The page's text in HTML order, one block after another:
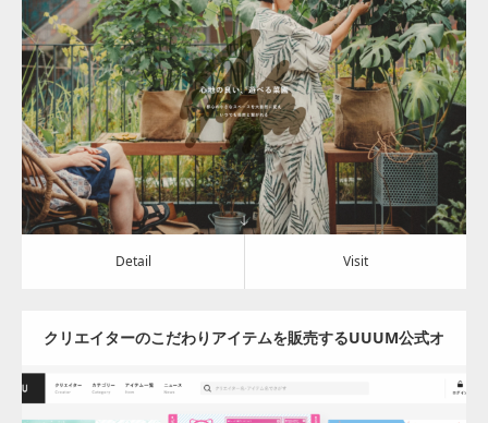
Update: 2023.10.11
Category:その他
Detail Visit
Detail Visit
クリエイターのこだわりアイテムを販売するUUUM公式オ
ンラインストア – MUUU(ムー)